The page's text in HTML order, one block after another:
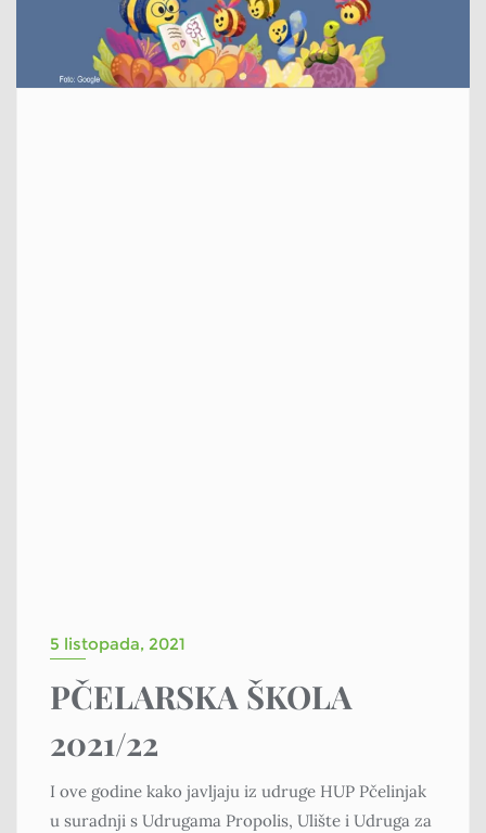
5 listopada, 2021
PČELARSKA ŠKOLA
2021/22
I ove godine kako javljaju iz udruge HUP Pčelinjak
u suradnji s Udrugama Propolis, Ulište i Udruga za